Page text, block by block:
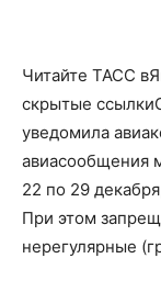
Читайте ТАСС
скрытые
уведомила
авиасообщения
22 по 29
При этом
нерегулярные